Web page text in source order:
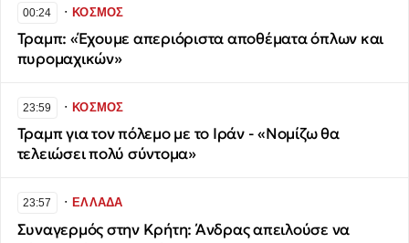
00:24 ∙ΚΟΣΜΟΣ
Τραμπ: «Έχουμε απεριόριστα αποθέματα όπλων και
πυρομαχικών»
23:59 ∙ΚΟΣΜΟΣ
Τραμπ για τον πόλεμο με το Ιράν - «Νομίζω θα
τελειώσει πολύ σύντομα»
23:57 ∙ΕΛΛΑΔΑ
Συναγερμός στην Κρήτη: Άνδρας απειλούσε να